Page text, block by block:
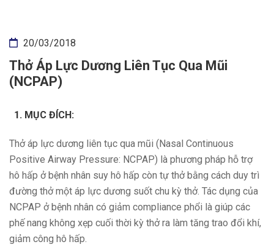
20/03/2018
Thở Áp Lực Dương Liên Tục Qua Mũi
(NCPAP)
MỤC ĐÍCH:
Thở áp lực dương liên tục qua mũi (Nasal Continuous
Positive Airway Pressure: NCPAP) là phương pháp hỗ trợ
hô hấp ở bệnh nhân suy hô hấp còn tự thở bằng cách duy trì
đường thở một áp lực dương suốt chu kỳ thở. Tác dụng của
NCPAP ở bệnh nhân có giảm compliance phổi là giúp các
phế nang không xẹp cuối thời kỳ thở ra làm tăng trao đổi khí,
giảm công hô hấp.